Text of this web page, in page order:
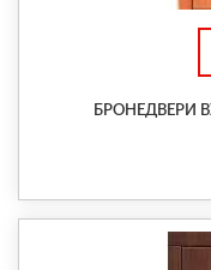
БРОНЕДВЕРИ